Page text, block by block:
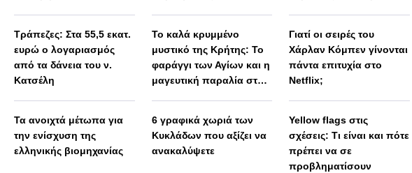
Τράπεζες: Στα 55,5 εκατ.
ευρώ ο λογαριασμός
από τα δάνεια του ν.
Κατσέλη
Τα ανοιχτά μέτωπα για
την ενίσχυση της
ελληνικής βιομηχανίας
Το καλά κρυμμένο
μυστικό της Κρήτης: Το
φαράγγι των Αγίων και η
μαγευτική παραλία στο
6 γραφικά χωριά των
Κυκλάδων που αξίζει να
ανακαλύψετε
Γιατί οι σειρές του
Χάρλαν Κόμπεν γίνονται
πάντα επιτυχία στο
Netflix;
Yellow flags στις
σχέσεις: Τι είναι και πότε
πρέπει να σε
προβληματίσουν